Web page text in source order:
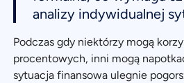
analizy indywidualnej
Podczas gdy niektórzy mogą
procentowych, inni mogą
sytuacja finansowa ulegnie